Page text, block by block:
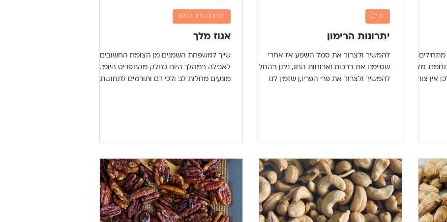
מדינת
אין צורך
יתרונות הרימון
להמשיך ולצרוך את סמל השפע אז אחרי
שסיימנו את ברכות וארוחות החג, ניתן בהחלט
להמשיך ולצרוך את פרי הפריו,ן שזמין לנו
חגים
אגוז מלך
שייך למשפחת השמנים מן הצומח החשובים
לאכילה במהלך היום כחלק מהתפריט היומי.
מונעים מחלות לב ולכי דם ותורמים לתחושת
בכמות לא מספקת. חומצת שומן ALA – אומגה
3 צמחי מהווה נוגד חמצון ונוגדת דיכאון והיא
בהחלט מקור משמעותי לאומגה 3 עבור מי ש
יתרונות סוגי המזון